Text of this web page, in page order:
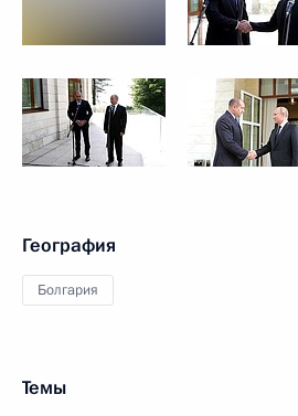
География
Болгария
Темы